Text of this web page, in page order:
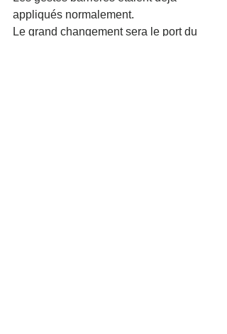
appliqués normalement.
Le grand changement sera le port du